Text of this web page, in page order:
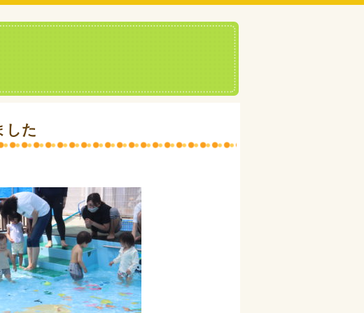
した